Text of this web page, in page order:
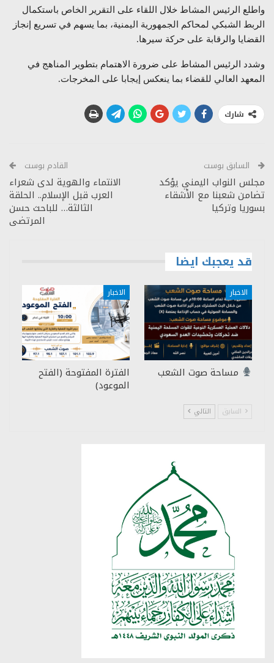
واطلع الرئيس المشاط خلال اللقاء على التقرير الخاص باستكمال
الربط الشبكي لمحاكم الجمهورية اليمنية، بما يسهم في تسريع إنجاز
القضايا والرقابة على حركة سيرها.
وشدد الرئيس المشاط على ضرورة الاهتمام بتطوير المناهج في
المعهد العالي للقضاء بما ينعكس إيجابا على المخرجات.
شارك
السابق بوست
مجلس النواب اليمني يؤكد
تضامن شعبنا مع الأشقاء
بسوريا وتركيا
القادم بوست
الانتماء والهوية لدى شعراء
العرب قبل الإسلام.. الحلقة
الثالثة… للباحث حسن
المرتضى
قد يعجبك ايضا
الاخبار
مساحة صوت الشعب
الاخبار
الفترة المفتوحة (الفتح
الموعود)
السابق التالي